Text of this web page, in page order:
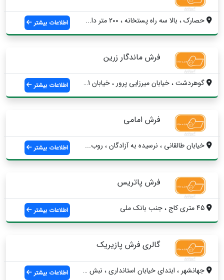
حصارک ، بالا سه راه پستخانه ، 200 متر دا... اطلاعات بیشتر
فرش ماندگار زرین
گوهردشت ، خیابان میرزایی پرور ، خیابان 1... اطلاعات بیشتر
فرش امامی
خیابان طالقانی ، نرسیده به آزادگان ، روب... اطلاعات بیشتر
فرش پاتریس
اطلاعات بیشتر
گالری فرش پازیریک
جهانشهر ، ابتدای خیابان استانداری ، نبش ... اطلاعات بیشتر